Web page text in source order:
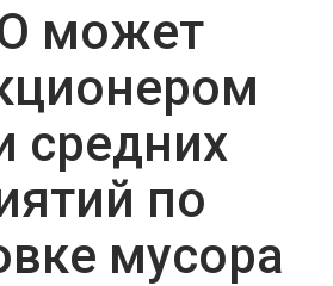
может
средних
по
мусора